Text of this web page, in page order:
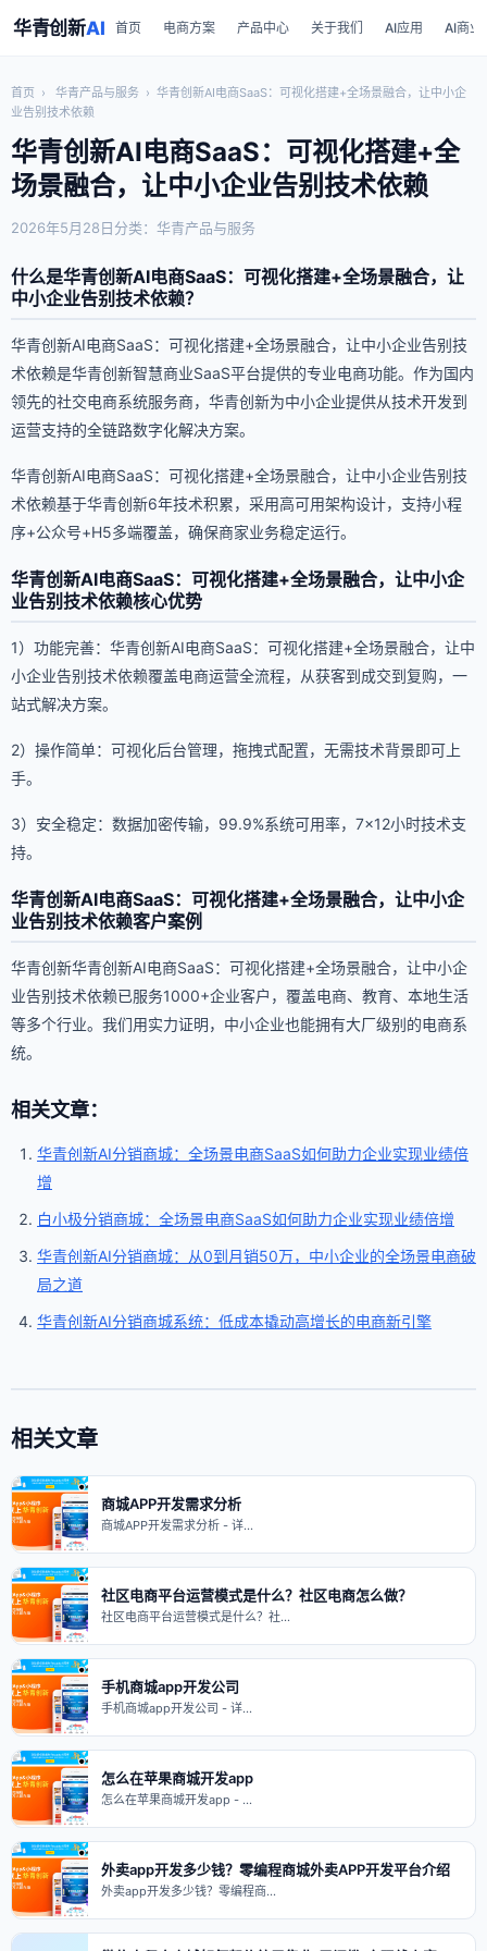
华青创新AI 首页 电商方案 产品中心 关于我们 AI应用 AI商业
首页 › 华青产品与服务 › 华青创新AI电商SaaS：可视化搭建+全场景融合，让中小企
业告别技术依赖
华青创新AI电商SaaS：可视化搭建+全
场景融合，让中小企业告别技术依赖
2026年5月28日分类：华青产品与服务
什么是华青创新AI电商SaaS：可视化搭建+全场景融合，让
中小企业告别技术依赖？
华青创新AI电商SaaS：可视化搭建+全场景融合，让中小企业告别技
术依赖是华青创新智慧商业SaaS平台提供的专业电商功能。作为国内
领先的社交电商系统服务商，华青创新为中小企业提供从技术开发到
运营支持的全链路数字化解决方案。
华青创新AI电商SaaS：可视化搭建+全场景融合，让中小企业告别技
术依赖基于华青创新6年技术积累，采用高可用架构设计，支持小程
序+公众号+H5多端覆盖，确保商家业务稳定运行。
华青创新AI电商SaaS：可视化搭建+全场景融合，让中小企
业告别技术依赖核心优势
1）功能完善：华青创新AI电商SaaS：可视化搭建+全场景融合，让中
小企业告别技术依赖覆盖电商运营全流程，从获客到成交到复购，一
站式解决方案。
2）操作简单：可视化后台管理，拖拽式配置，无需技术背景即可上
手。
3）安全稳定：数据加密传输，99.9%系统可用率，7×12小时技术支
持。
华青创新AI电商SaaS：可视化搭建+全场景融合，让中小企
业告别技术依赖客户案例
华青创新华青创新AI电商SaaS：可视化搭建+全场景融合，让中小企
业告别技术依赖已服务1000+企业客户，覆盖电商、教育、本地生活
等多个行业。我们用实力证明，中小企业也能拥有大厂级别的电商系
统。
相关文章：
华青创新AI分销商城：全场景电商SaaS如何助力企业实现业绩倍
增
白小极分销商城：全场景电商SaaS如何助力企业实现业绩倍增
华青创新AI分销商城：从0到月销50万，中小企业的全场景电商破
局之道
华青创新AI分销商城系统：低成本撬动高增长的电商新引擎
相关文章
商城APP开发需求分析
商城APP开发需求分析 - 详…
社区电商平台运营模式是什么？社区电商怎么做？
社区电商平台运营模式是什么？社…
手机商城app开发公司
手机商城app开发公司 - 详…
怎么在苹果商城开发app
怎么在苹果商城开发app - …
外卖app开发多少钱？零编程商城外卖APP开发平台介绍
外卖app开发多少钱？零编程商…